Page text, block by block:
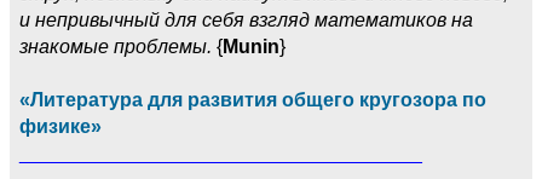
и непривычный для себя взгляд математиков на
знакомые проблемы. {Munin}
«Литература для развития общего кругозора по
физике»